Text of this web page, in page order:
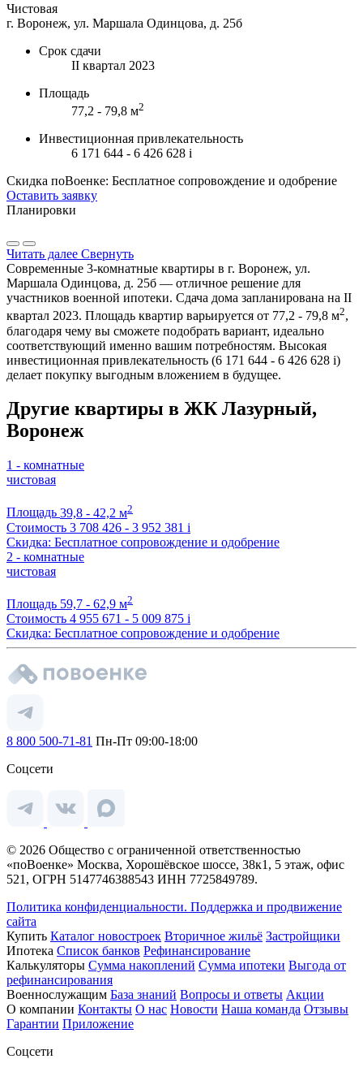
Чистовая
г. Воронеж, ул. Маршала Одинцова, д. 25б
Срок сдачи
II квартал 2023
Площадь
77,2 - 79,8 м2
Инвестиционная привлекательность
6 171 644 - 6 426 628 i
Скидка поВоенке: Бесплатное сопровождение и одобрение
Оставить заявку
Планировки
Читать далее Свернуть
Современные 3-комнатные квартиры в г. Воронеж, ул.
Маршала Одинцова, д. 25б — отличное решение для
участников военной ипотеки. Сдача дома запланирована на II
квартал 2023. Площадь квартир варьируется от 77,2 - 79,8 м2,
благодаря чему вы сможете подобрать вариант, идеально
соответствующий именно вашим потребностям. Высокая
инвестиционная привлекательность (6 171 644 - 6 426 628 i)
делает покупку выгодным вложением в будущее.
Другие квартиры в ЖК Лазурный,
Воронеж
1 - комнатные
чистовая
Площадь 39,8 - 42,2 м2
Стоимость 3 708 426 - 3 952 381 i
Скидка: Бесплатное сопровождение и одобрение
2 - комнатные
чистовая
Площадь 59,7 - 62,9 м2
Стоимость 4 955 671 - 5 009 875 i
Скидка: Бесплатное сопровождение и одобрение
8 800 500-71-81 Пн-Пт 09:00-18:00
Соцсети
© 2026 Общество с ограниченной ответственностью
«поВоенке» Москва, Хорошёвское шоссе, 38к1, 5 этаж, офис
521, ОГРН 5147746388543 ИНН 7725849789.
Политика конфиденциальности. Поддержка и продвижение
сайта
Купить Каталог новостроек Вторичное жильё Застройщики
Ипотека Список банков Рефинансирование
Калькуляторы Сумма накоплений Сумма ипотеки Выгода от
рефинансирования
Военнослужащим База знаний Вопросы и ответы Акции
О компании Контакты О нас Новости Наша команда Отзывы
Гарантии Приложение
Соцсети